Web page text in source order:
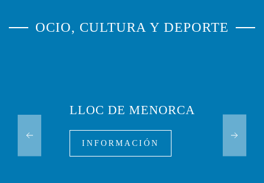
OCIO, CULTURA Y DEPORTE
LLOC DE MENORCA
INFORMACIÓN